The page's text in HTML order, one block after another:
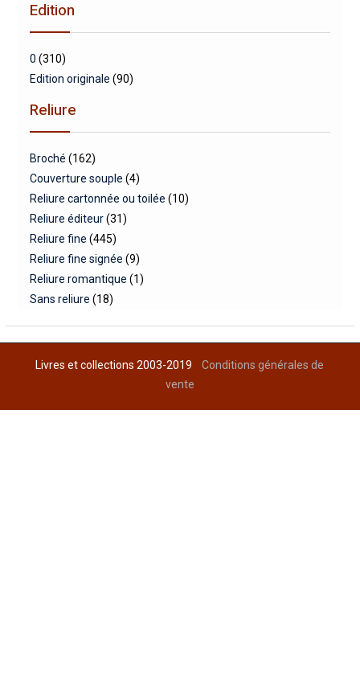
Edition
0 (310)
Edition originale (90)
Reliure
Broché (162)
Couverture souple (4)
Reliure cartonnée ou toilée (10)
Reliure éditeur (31)
Reliure fine (445)
Reliure fine signée (9)
Reliure romantique (1)
Sans reliure (18)
Livres et collections 2003-2019Conditions générales de
vente